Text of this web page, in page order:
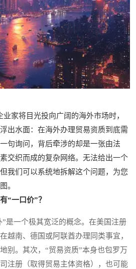
家将目光投向广阔的海外市场时，
出水面：在海外办理贸易资质到底需
句询问，背后牵涉的却是一张由法
交织而成的复杂网络。无法给出一个
我们可以系统地拆解这个问题，为您
。
“一口价”？
一个极其宽泛的概念。在美国注册
越南、德国或阿联酋办理同类事宜，
别。其次，“贸易资质”本身也包罗万
注册（取得贸易主体资格），也可能